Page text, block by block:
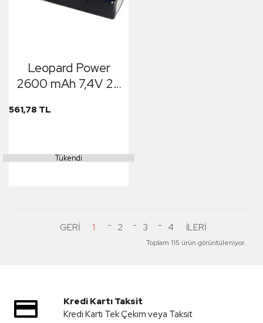
Leopard Power
2600 mAh 7,4V 2S
561,78 TL
Tükendi
1 2 3 4
Toplam 115 ürün görüntüleniyor.
Kredi Kartı Taksit
Kredi Kartı Tek Çekim veya Taksit